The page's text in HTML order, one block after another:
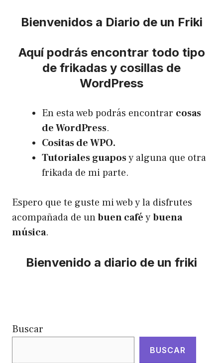
Bienvenidos a Diario de un Friki
Aquí podrás encontrar todo tipo
de frikadas y cosillas de
WordPress
En esta web podrás encontrar cosas
de WordPress.
Cositas de WPO.
Tutoriales guaposy alguna que otra
frikada de mi parte.
Espero que te guste mi web y la disfrutes
acompañada de unbuen caféybuena
música.
Bienvenido a diario de un friki
Buscar
BUSCAR